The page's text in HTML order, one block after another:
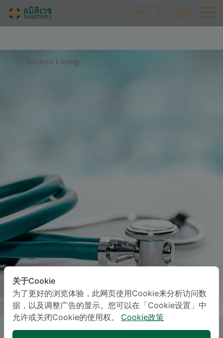
ZH
Doctors Listing
关于Cookie
为了更好的浏览体验，此网页使用Cookie来分析访问数
据，以及调整广告的显示。您可以在「Cookie设置」中
允许或关闭Cookie的使用权。
Cookie政策